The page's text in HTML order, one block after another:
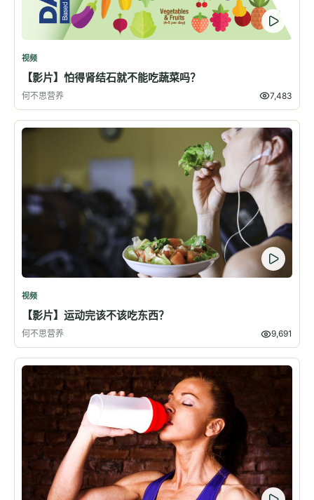
视频
【影片】怕得肾结石就不能吃蔬菜吗？
何不思营养 7,483
视频
【影片】运动完该不该吃东西？
何不思营养 9,691